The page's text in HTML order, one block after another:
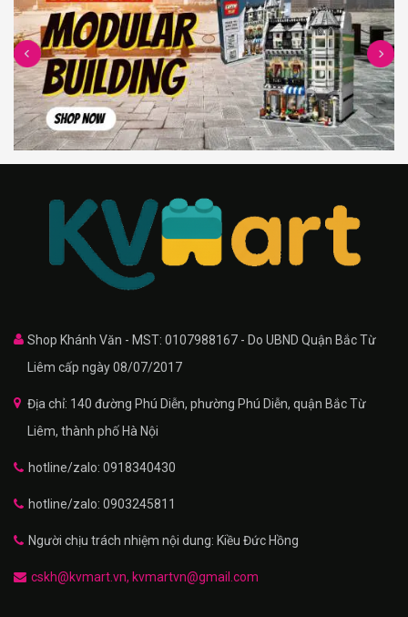
Shop Khánh Văn - MST: 0107988167 - Do UBND Quận Bắc Từ
Liêm cấp ngày 08/07/2017
Địa chỉ: 140 đường Phú Diễn, phường Phú Diễn, quận Bắc Từ
Liêm, thành phố Hà Nội
hotline/zalo: 0918340430
hotline/zalo: 0903245811
Người chịu trách nhiệm nội dung: Kiều Đức Hồng
cskh@kvmart.vn, kvmartvn@gmail.com